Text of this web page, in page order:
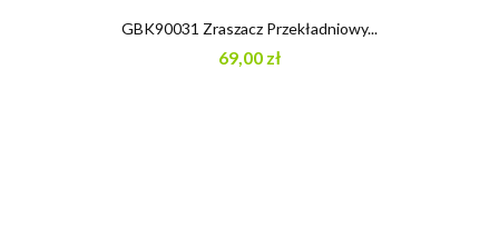
GBK90031 Zraszacz Przekładniowy...
69,00 zł